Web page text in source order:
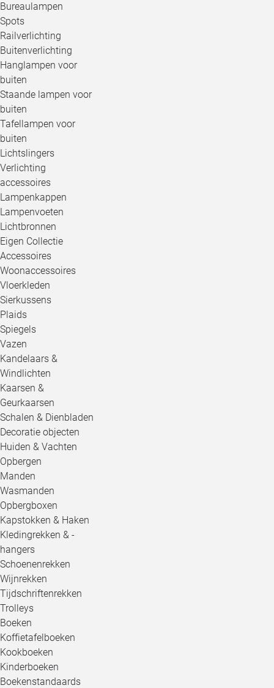
Bureaulampen
Spots
Railverlichting
Buitenverlichting
Hanglampen voor
buiten
Staande lampen voor
buiten
Tafellampen voor
buiten
Lichtslingers
Verlichting
accessoires
Lampenkappen
Lampenvoeten
Lichtbronnen
Eigen Collectie
Accessoires
Woonaccessoires
Vloerkleden
Sierkussens
Plaids
Spiegels
Vazen
Kandelaars &
Windlichten
Kaarsen &
Geurkaarsen
Schalen & Dienbladen
Decoratie objecten
Huiden & Vachten
Opbergen
Manden
Wasmanden
Opbergboxen
Kapstokken & Haken
Kledingrekken & -
hangers
Schoenenrekken
Wijnrekken
Tijdschriftenrekken
Trolleys
Boeken
Koffietafelboeken
Kookboeken
Kinderboeken
Boekenstandaards